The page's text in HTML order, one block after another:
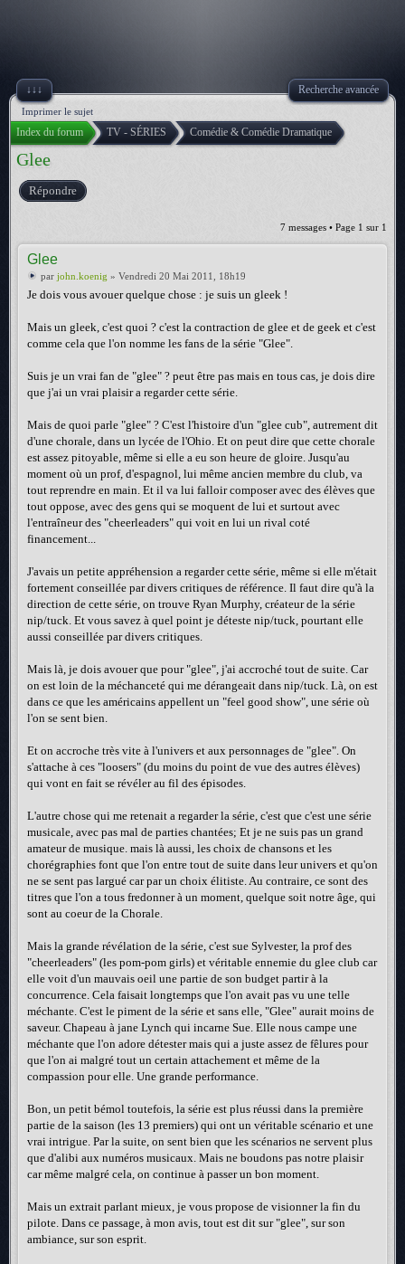
↓↓↓ Recherche avancée
Imprimer le sujet
Index du forum TV - SÉRIES Comédie & Comédie Dramatique
Glee
Répondre
7 messages • Page 1 sur 1
Glee
par john.koenig » Vendredi 20 Mai 2011, 18h19
Je dois vous avouer quelque chose : je suis un gleek !
Mais un gleek, c'est quoi ? c'est la contraction de glee et de geek et c'est
comme cela que l'on nomme les fans de la série "Glee".
Suis je un vrai fan de "glee" ? peut être pas mais en tous cas, je dois dire
que j'ai un vrai plaisir a regarder cette série.
Mais de quoi parle "glee" ? C'est l'histoire d'un "glee cub", autrement dit
d'une chorale, dans un lycée de l'Ohio. Et on peut dire que cette chorale
est assez pitoyable, même si elle a eu son heure de gloire. Jusqu'au
moment où un prof, d'espagnol, lui même ancien membre du club, va
tout reprendre en main. Et il va lui falloir composer avec des élèves que
tout oppose, avec des gens qui se moquent de lui et surtout avec
l'entraîneur des "cheerleaders" qui voit en lui un rival coté
financement...
J'avais un petite appréhension a regarder cette série, même si elle m'était
fortement conseillée par divers critiques de référence. Il faut dire qu'à la
direction de cette série, on trouve Ryan Murphy, créateur de la série
nip/tuck. Et vous savez à quel point je déteste nip/tuck, pourtant elle
aussi conseillée par divers critiques.
Mais là, je dois avouer que pour "glee", j'ai accroché tout de suite. Car
on est loin de la méchanceté qui me dérangeait dans nip/tuck. Là, on est
dans ce que les américains appellent un "feel good show", une série où
l'on se sent bien.
Et on accroche très vite à l'univers et aux personnages de "glee". On
s'attache à ces "loosers" (du moins du point de vue des autres élèves)
qui vont en fait se révéler au fil des épisodes.
L'autre chose qui me retenait a regarder la série, c'est que c'est une série
musicale, avec pas mal de parties chantées; Et je ne suis pas un grand
amateur de musique. mais là aussi, les choix de chansons et les
chorégraphies font que l'on entre tout de suite dans leur univers et qu'on
ne se sent pas largué car par un choix élitiste. Au contraire, ce sont des
titres que l'on a tous fredonner à un moment, quelque soit notre âge, qui
sont au coeur de la Chorale.
Mais la grande révélation de la série, c'est sue Sylvester, la prof des
"cheerleaders" (les pom-pom girls) et véritable ennemie du glee club car
elle voit d'un mauvais oeil une partie de son budget partir à la
concurrence. Cela faisait longtemps que l'on avait pas vu une telle
méchante. C'est le piment de la série et sans elle, "Glee" aurait moins de
saveur. Chapeau à jane Lynch qui incarne Sue. Elle nous campe une
méchante que l'on adore détester mais qui a juste assez de fêlures pour
que l'on ai malgré tout un certain attachement et même de la
compassion pour elle. Une grande performance.
Bon, un petit bémol toutefois, la série est plus réussi dans la première
partie de la saison (les 13 premiers) qui ont un véritable scénario et une
vrai intrigue. Par la suite, on sent bien que les scénarios ne servent plus
que d'alibi aux numéros musicaux. Mais ne boudons pas notre plaisir
car même malgré cela, on continue à passer un bon moment.
Mais un extrait parlant mieux, je vous propose de visionner la fin du
pilote. Dans ce passage, à mon avis, tout est dit sur "glee", sur son
ambiance, sur son esprit.